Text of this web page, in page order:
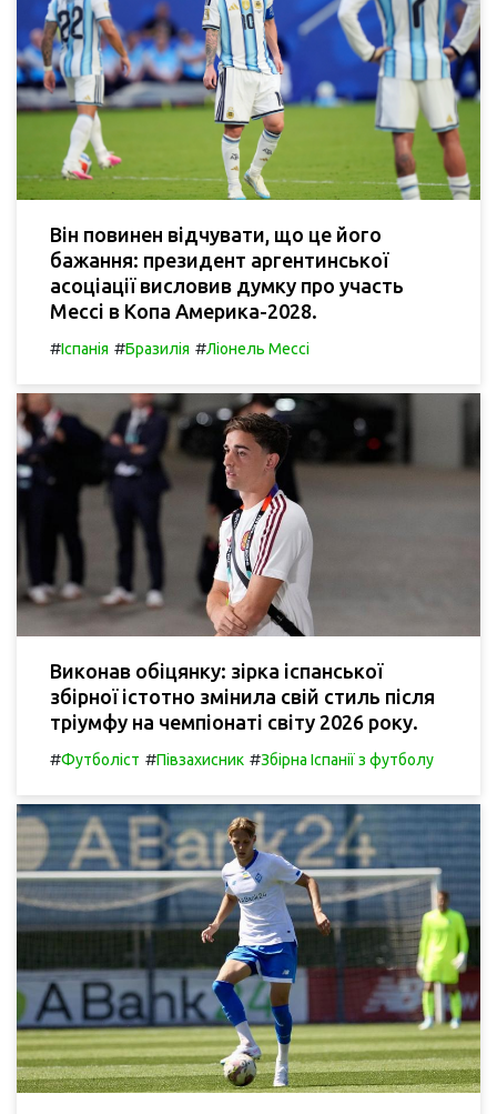
Він повинен відчувати, що це його
бажання: президент аргентинської
асоціації висловив думку про участь
Мессі в Копа Америка-2028.
#Іспанія #Бразилія #Ліонель Мессі
Виконав обіцянку: зірка іспанської
збірної істотно змінила свій стиль після
тріумфу на чемпіонаті світу 2026 року.
#Футболіст #Півзахисник #Збірна Іспанії з футболу